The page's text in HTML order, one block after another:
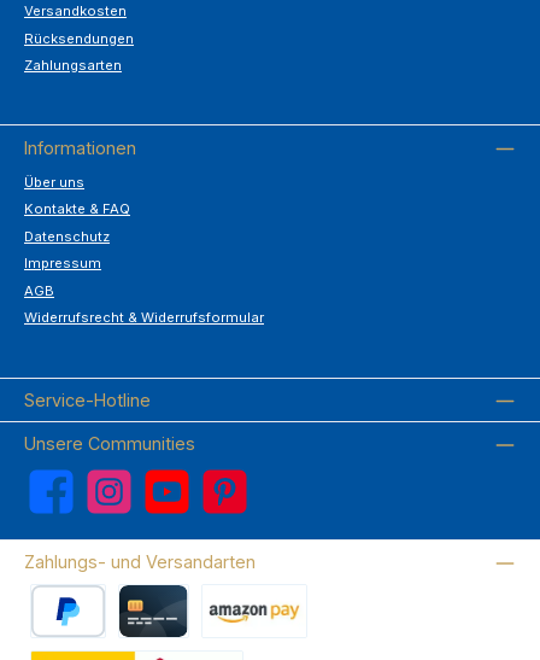
Versandkosten
Rücksendungen
Zahlungsarten
Informationen
Über uns
Kontakte & FAQ
Datenschutz
Impressum
AGB
Widerrufsrecht & Widerrufsformular
Service-Hotline
Unsere Communities
Facebook Instagram YouTube Pinterest
Zahlungs- und Versandarten